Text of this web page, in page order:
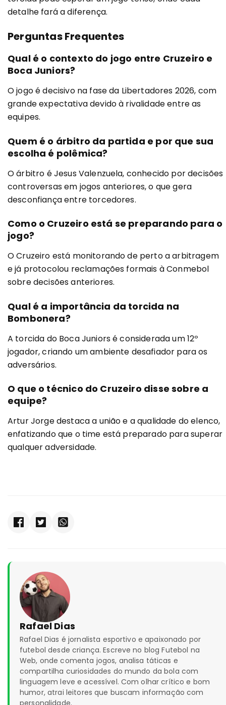
detalhe fará a diferença.
Perguntas Frequentes
Qual é o contexto do jogo entre Cruzeiro e
Boca Juniors?
O jogo é decisivo na fase da Libertadores 2026, com
grande expectativa devido à rivalidade entre as
equipes.
Quem é o árbitro da partida e por que sua
escolha é polêmica?
O árbitro é Jesus Valenzuela, conhecido por decisões
controversas em jogos anteriores, o que gera
desconfiança entre torcedores.
Como o Cruzeiro está se preparando para o
jogo?
O Cruzeiro está monitorando de perto a arbitragem
e já protocolou reclamações formais à Conmebol
sobre decisões anteriores.
Qual é a importância da torcida na
Bombonera?
A torcida do Boca Juniors é considerada um 12º
jogador, criando um ambiente desafiador para os
adversários.
O que o técnico do Cruzeiro disse sobre a
equipe?
Artur Jorge destaca a união e a qualidade do elenco,
enfatizando que o time está preparado para superar
qualquer adversidade.
Rafael Dias
Rafael Dias é jornalista esportivo e apaixonado por
futebol desde criança. Escreve no blog Futebol na
Web, onde comenta jogos, analisa táticas e
compartilha curiosidades do mundo da bola com
linguagem leve e acessível. Com olhar crítico e bom
humor, atrai leitores que buscam informação com